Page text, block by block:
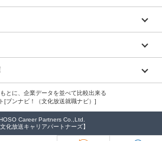
もとに、企業データを並べて比較出来る
[ブンナビ！（文化放送就職ナビ）]
Career Partners Co.,Ltd.
文化放送キャリアパートナーズ】